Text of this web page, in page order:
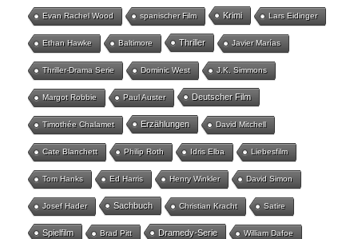
Evan Rachel Wood spanischer Film Krimi Lars Eidinger
Ethan Hawke Baltimore Thriller Javier Marías
Thriller-Drama Serie Dominic West J.K. Simmons
Margot Robbie Paul Auster Deutscher Film
Timothée Chalamet Erzählungen David Mitchell
Cate Blanchett Philip Roth Idris Elba Liebesfilm
Tom Hanks Ed Harris Henry Winkler David Simon
Josef Hader Sachbuch Christian Kracht Satire
Spielfilm Brad Pitt Dramedy-Serie William Dafoe